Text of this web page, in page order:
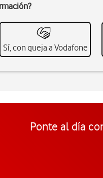
Sí, con queja a Vodafone
Ponte al día